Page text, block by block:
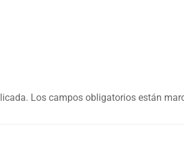
Los campos obligatorios están